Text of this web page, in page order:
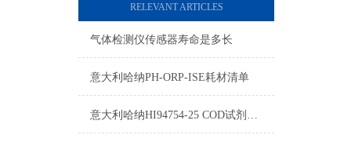
RELEVANT ARTICLES
气体检测仪传感器寿命是多长
意大利哈纳PH-ORP-ISE耗材清单
意大利哈纳HI94754-25 COD试剂测量标准和量程